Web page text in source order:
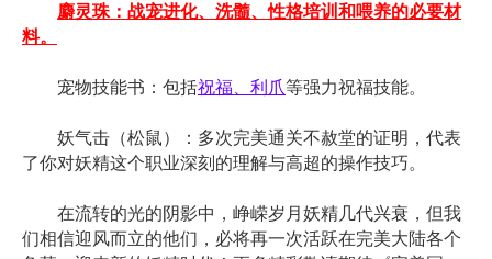
麝灵珠：战宠进化、洗髓、性格培训和喂养的必要材
料。
宠物技能书：包括祝福、利爪等强力祝福技能。
妖气击（松鼠）：多次完美通关不赦堂的证明，代表
了你对妖精这个职业深刻的理解与高超的操作技巧。
在流转的光的阴影中，峥嵘岁月妖精几代兴衰，但我
们相信迎风而立的他们，必将再一次活跃在完美大陆各个